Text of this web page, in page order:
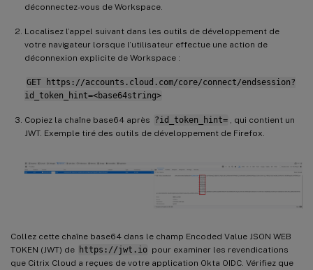
déconnectez-vous de Workspace.
Localisez l’appel suivant dans les outils de développement de
votre navigateur lorsque l’utilisateur effectue une action de
déconnexion explicite de Workspace :
GET https://accounts.cloud.com/core/connect/endsession?
id_token_hint=<base64string>
Copiez la chaîne base64 après ?id_token_hint= , qui contient un
JWT. Exemple tiré des outils de développement de Firefox.
Collez cette chaîne base64 dans le champ Encoded Value JSON WEB
TOKEN (JWT) de https://jwt.io pour examiner les revendications
que Citrix Cloud a reçues de votre application Okta OIDC. Vérifiez que